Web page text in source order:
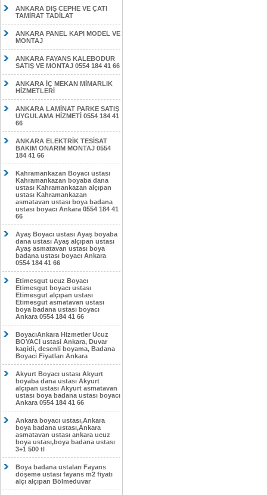
ANKARA DIŞ CEPHE VE ÇATI
TAMİRAT TADİLAT
ANKARA PANEL KAPI MODEL VE
MONTAJ
ANKARA FAYANS KALEBODUR
SATIŞ VE MONTAJ 0554 184 41 66
ANKARA İÇ MEKAN MİMARLIK
HİZMETLERİ
ANKARA LAMİNAT PARKE SATIŞ
UYGULAMA HİZMETİ 0554 184 41
66
ANKARA ELEKTRİK TESİSAT
BAKIM ONARIM MONTAJ 0554
184 41 66
Kahramankazan Boyacı ustası
Kahramankazan boyaba dana
ustası Kahramankazan alçıpan
ustası Kahramankazan
asmatavan ustası boya badana
ustası boyacı Ankara 0554 184 41
66
Ayaş Boyacı ustası Ayaş boyaba
dana ustası Ayaş alçıpan ustası
Ayaş asmatavan ustası boya
badana ustası boyacı Ankara
0554 184 41 66
Etimesgut ucuz Boyacı
Etimesgut boyacı ustası
Etimesgut alçıpan ustası
Etimesgut asmatavan ustası
boya badana ustası boyacı
Ankara 0554 184 41 66
BoyacıAnkara Hizmetler Ucuz
BOYACI ustasi Ankara, Duvar
kagidi, desenli boyama, Badana
Boyaci Fiyatları Ankara
Akyurt Boyacı ustası Akyurt
boyaba dana ustası Akyurt
alçıpan ustası Akyurt asmatavan
ustası boya badana ustası boyacı
Ankara 0554 184 41 66
Ankara boyacı ustası,Ankara
boya badana ustası,Ankara
asmatavan ustası ankara ucuz
boya ustası,boya badana ustası
3+1 500 tl
Boya badana ustaları Fayans
döşeme ustası fayans m2 fiyatı
alçı alçıpan Bölmeduvar